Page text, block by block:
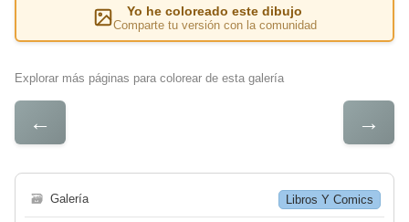
Yo he coloreado este dibujo
Comparte tu versión con la comunidad
Explorar más páginas para colorear de esta galería
← →
🗃 Galería Libros Y Comics